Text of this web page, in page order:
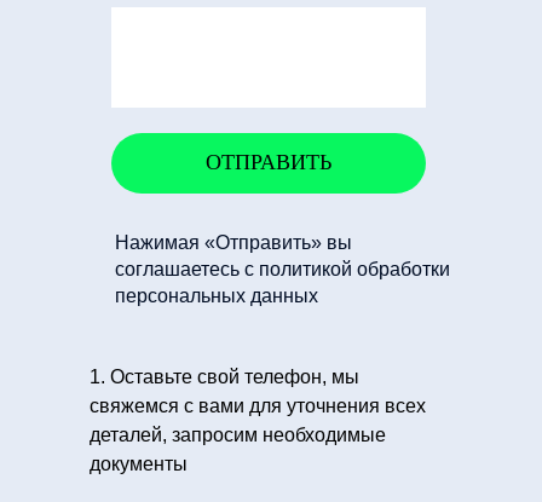
Нажимая «Отправить» вы
соглашаетесь с политикой обработки
персональных данных
ОТПРАВИТЬ
1. Оставьте свой телефон, мы
свяжемся с вами для уточнения всех
деталей, запросим необходимые
документы